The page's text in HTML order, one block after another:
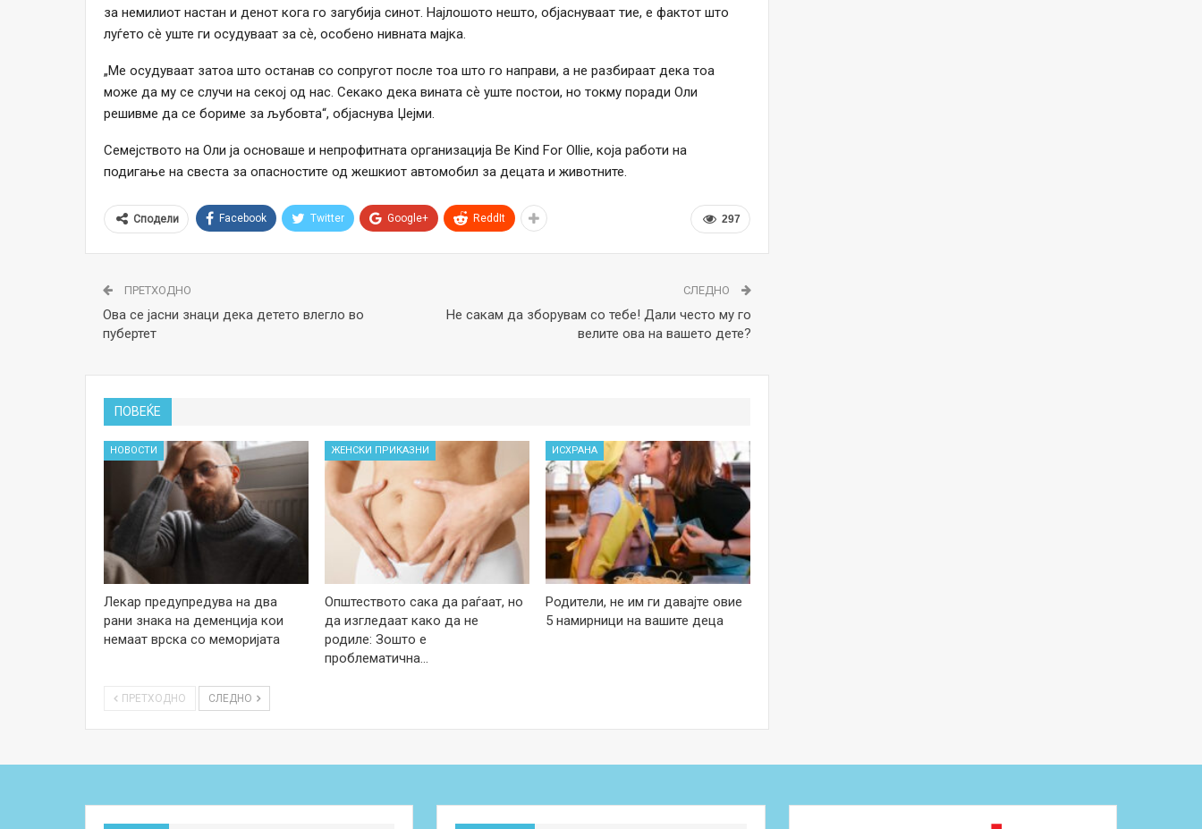
за немилиот настан и денот кога го загубија синот. Најлошото нешто, објаснуваат тие, е фактот што
луѓето сè уште ги осудуваат за сѐ, особено нивната мајка.
„Ме осудуваат затоа што останав со сопругот после тоа што го направи, а не разбираат дека тоа
може да му се случи на секој од нас. Секако дека вината сѐ уште постои, но токму поради Оли
решивме да се бориме за љубовта“, објаснува Џејми.
Семејството на Оли ја основаше и непрофитната организација Be Kind For Ollie, која работи на
подигање на свеста за опасностите од жешкиот автомобил за децата и животните.
297
Сподели Facebook Twitter Google+ ReddIt
ПРЕТХОДНО
Ова се јасни знаци дека детето влегло во
пубертет
СЛЕДНО
Не сакам да зборувам со тебе! Дали често му го
велите ова на вашето дете?
ПОВЕЌЕ
НОВОСТИ
Лекар предупредува на два
рани знака на деменција кои
немаат врска со меморијата
ЖЕНСКИ ПРИКАЗНИ
Општеството сака да раѓаат, но
да изгледаат како да не
родиле: Зошто е
проблематична…
ИСХРАНА
Родители, не им ги давајте овие
5 намирници на вашите деца
ПРЕТХОДНО СЛЕДНО